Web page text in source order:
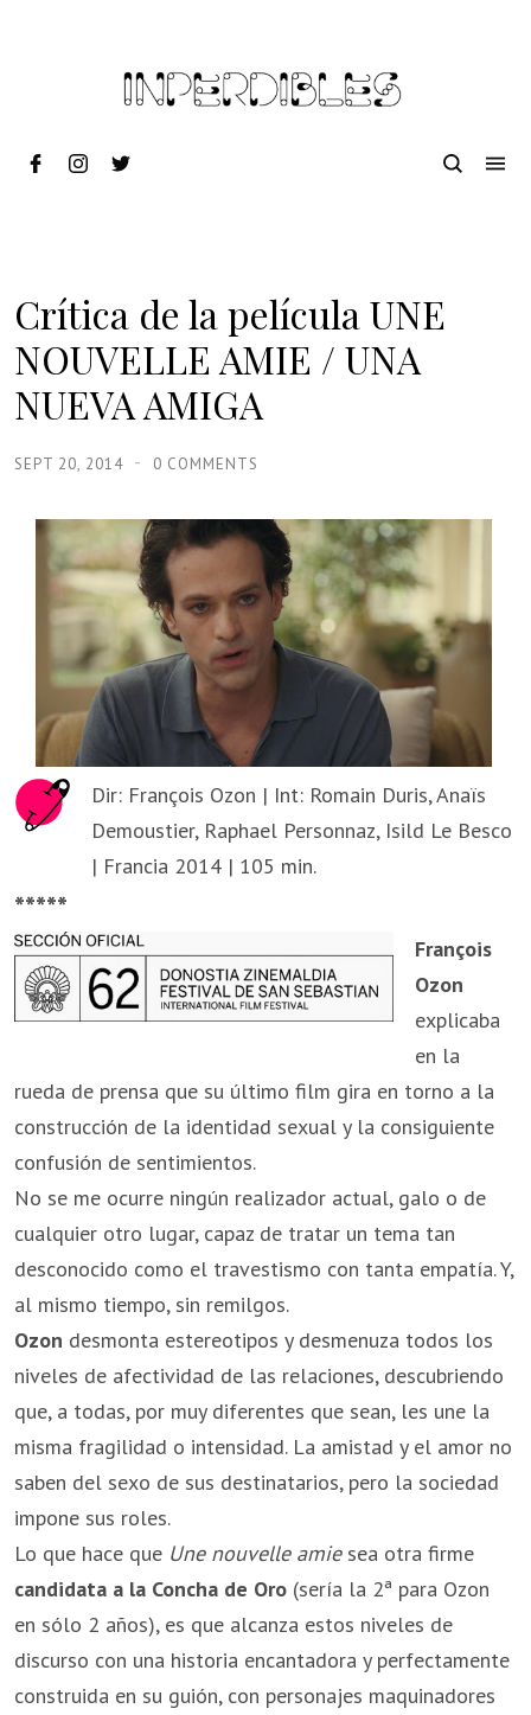
Crítica de la película UNE
NOUVELLE AMIE / UNA
NUEVA AMIGA
SEPT 20, 2014 0 COMMENTS
Dir: François Ozon | Int: Romain Duris, Anaïs
Demoustier, Raphael Personnaz, Isild Le Besco
| Francia 2014 | 105 min.
*****
François
Ozon
explicaba
en la
rueda de prensa que su último film gira en torno a la
construcción de la identidad sexual y la consiguiente
confusión de sentimientos.
No se me ocurre ningún realizador actual, galo o de
cualquier otro lugar, capaz de tratar un tema tan
desconocido como el travestismo con tanta empatía. Y,
al mismo tiempo, sin remilgos.
Ozon desmonta estereotipos y desmenuza todos los
niveles de afectividad de las relaciones, descubriendo
que, a todas, por muy diferentes que sean, les une la
misma fragilidad o intensidad. La amistad y el amor no
saben del sexo de sus destinatarios, pero la sociedad
impone sus roles.
Lo que hace que Une nouvelle amie sea otra firme
candidata a la Concha de Oro (sería la 2ª para Ozon
en sólo 2 años), es que alcanza estos niveles de
discurso con una historia encantadora y perfectamente
construida en su guión, con personajes maquinadores